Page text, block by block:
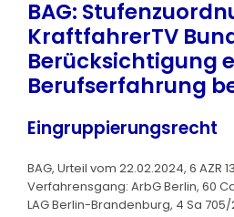
BAG:
KraftfahrerTV
Berücksichtigung
Berufserfahrung
Eingruppierungsrecht
BAG, Urteil vom 22.02.2024, 6 AZR
Verfahrensgang: ArbG Berlin, 60
LAG Berlin-Brandenburg, 4 Sa